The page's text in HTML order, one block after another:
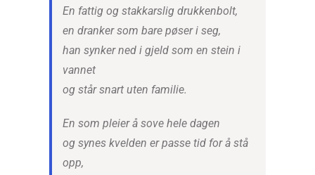
En fattig og stakkarslig drukkenbolt,
en dranker som bare pøser i seg,
han synker ned i gjeld som en stein i
vannet
og står snart uten familie.
En som pleier å sove hele dagen
og synes kvelden er passe tid for å stå
opp,